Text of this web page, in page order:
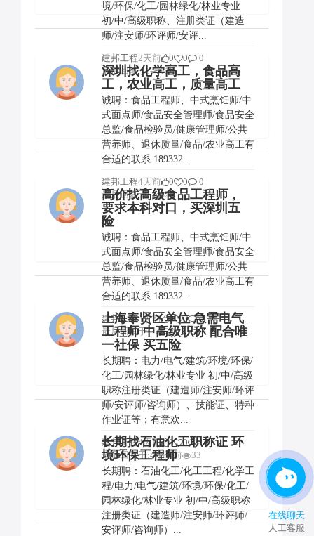
境/环保/化工/园林绿化/林业专业
初/中/高级职称、注册类证（建造
师/注安师/环评师/安评...
建邦工程2天前 0 0
0
最后回复于:--
18
深圳找化学高工，食品高
工，农业高工，质量高工
诚聘：食品工程师、中式烹饪师/中
式面点师/食品安全管理师/食品安全
总监/食品检验员/健康管理师/公共
营养师、退休质量/食品/农业高工有
合适的联系 189332...
建邦工程4天前 0 0
0
最后回复于:--
25
高价找高级食品工程师，
要求本科对口，买深圳五
险
诚聘：食品工程师、中式烹饪师/中
式面点师/食品安全管理师/食品安全
总监/食品检验员/健康管理师/公共
营养师、退休质量/食品/农业高工有
合适的联系 189332...
建邦工程4天前 0 0
0
最后回复于:--
23
上海奉贤区单位 急需电气
工程师 中高级职称 配合唯
一社保 买五险
长期聘：电力/电气/建筑/环境/环保/
化工/园林绿化/林业专业 初/中/高级
职称注册类证（建造师/注安师/环评
师/安评师/咨询师）、技能证、特种
作业证等；有意欢...
建邦工程4天前 0 0
1
最后回复于:4小时前
33
长期找石油化工职称证 环
境环保工程师
长期聘：石油化工/化工工程/化学工
程/电力/电气/建筑/环境/环保/化工/
园林绿化/林业专业 初/中/高级职称
注册类证（建造师/注安师/环评师/
安评师/咨询师）...
在线聊天
人工客服